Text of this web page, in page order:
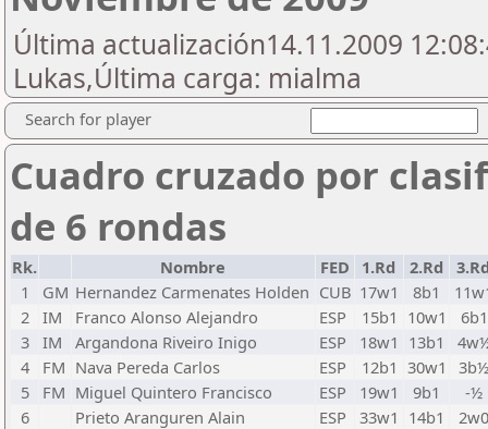
Última actualización14.11.2009
Lukas,Última carga: mialma
Search for player
Cuadro cruzado por
de 6 rondas
Rk. Nombre FED 1.Rd 2.Rd
1
GM Hernandez Carmenates Holden CUB 17w1 8b1
2 IM Franco Alonso Alejandro ESP 15b1 10w1
6b1
3 IM Argandona Riveiro Inigo ESP 18w1 13b1
4
FM Nava Pereda Carlos ESP 12b1 30w1
5
FM Miguel Quintero Francisco ESP 19w1 9b1
-½
6
Prieto Aranguren Alain ESP 33w1 14b1